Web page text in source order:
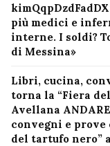
più medici e
interne. I soldi?
di Messina»
Libri, cucina,
torna la “Fiera
Avellana
convegni e
del tartufo nero”